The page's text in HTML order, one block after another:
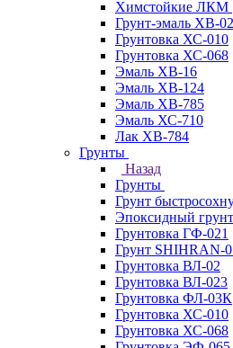
Химстойкие ЛКМ
Грунт-эмаль ХВ-
Грунтовка ХС-010
Грунтовка ХС-068
Эмаль ХВ-16
Эмаль ХВ-124
Эмаль ХВ-785
Эмаль ХС-710
Лак ХВ-784
Грунты
Назад
Грунты
Грунт
Эпоксидный
Грунтовка ГФ-021
Грунт SHIHRAN-
Грунтовка ВЛ-02
Грунтовка ВЛ-023
Грунтовка ФЛ-03К
Грунтовка ХС-010
Грунтовка ХС-068